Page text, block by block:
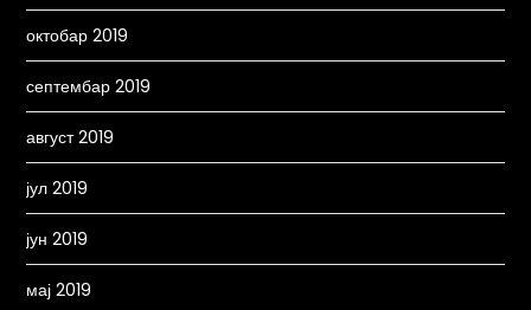
октобар 2019
септембар 2019
август 2019
јул 2019
јун 2019
мај 2019